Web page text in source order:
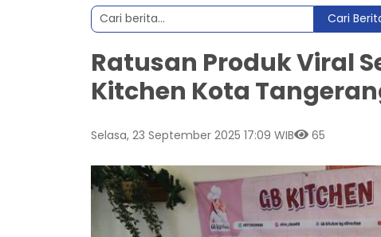
Cari
Ratusan Produk Viral
Kitchen Kota
Selasa, 23 September 2025 17:09 WIB 65